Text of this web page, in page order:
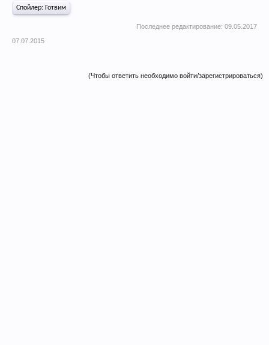
Спойлер: Готвим
Последнее редактирование: 09.05.2017
07.07.2015
(Чтобы ответить необходимо войти/зарегистрироваться)